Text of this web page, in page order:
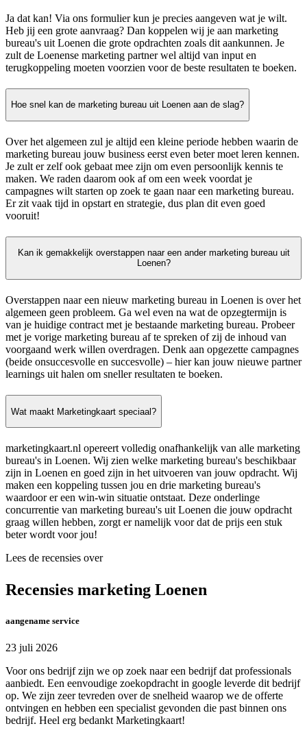
Ja dat kan! Via ons formulier kun je precies aangeven wat je wilt.
Heb jij een grote aanvraag? Dan koppelen wij je aan marketing
bureau's uit Loenen die grote opdrachten zoals dit aankunnen. Je
zult de Loenense marketing partner wel altijd van input en
terugkoppeling moeten voorzien voor de beste resultaten te boeken.
Hoe snel kan de marketing bureau uit Loenen aan de slag?
Over het algemeen zul je altijd een kleine periode hebben waarin de
marketing bureau jouw business eerst even beter moet leren kennen.
Je zult er zelf ook gebaat mee zijn om even persoonlijk kennis te
maken. We raden daarom ook af om een week voordat je
campagnes wilt starten op zoek te gaan naar een marketing bureau.
Er zit vaak tijd in opstart en strategie, dus plan dit even goed
vooruit!
Kan ik gemakkelijk overstappen naar een ander marketing bureau uit
Loenen?
Overstappen naar een nieuw marketing bureau in Loenen is over het
algemeen geen probleem. Ga wel even na wat de opzegtermijn is
van je huidige contract met je bestaande marketing bureau. Probeer
met je vorige marketing bureau af te spreken of zij de inhoud van
voorgaand werk willen overdragen. Denk aan opgezette campagnes
(beide onsuccesvolle en succesvolle) – hier kan jouw nieuwe partner
learnings uit halen om sneller resultaten te boeken.
Wat maakt Marketingkaart speciaal?
marketingkaart.nl opereert volledig onafhankelijk van alle marketing
bureau's in Loenen. Wij zien welke marketing bureau's beschikbaar
zijn in Loenen en goed zijn in het uitvoeren van jouw opdracht. Wij
maken een koppeling tussen jou en drie marketing bureau's
waardoor er een win-win situatie ontstaat. Deze onderlinge
concurrentie van marketing bureau's uit Loenen die jouw opdracht
graag willen hebben, zorgt er namelijk voor dat de prijs een stuk
beter wordt voor jou!
Lees de recensies over
Recensies marketing Loenen
aangename service
23 juli 2026
Voor ons bedrijf zijn we op zoek naar een bedrijf dat professionals
aanbiedt. Een eenvoudige zoekopdracht in google leverde dit bedrijf
op. We zijn zeer tevreden over de snelheid waarop we de offerte
ontvingen en hebben een specialist gevonden die past binnen ons
bedrijf. Heel erg bedankt Marketingkaart!